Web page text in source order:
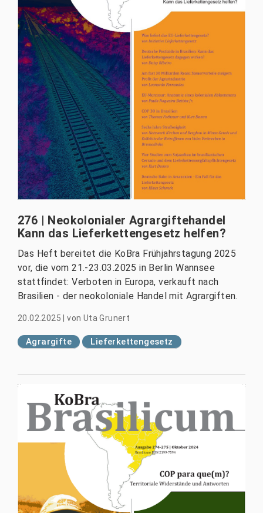
276 | Neokolonialer Agrargiftehandel
Kann das Lieferkettengesetz helfen?
Das Heft bereitet die KoBra Frühjahrstagung 2025
vor, die vom 21.-23.03.2025 in Berlin Wannsee
stattfindet: Verboten in Europa, verkauft nach
Brasilien - der neokoloniale Handel mit Agrargiften.
20.02.2025 |von Uta Grunert
Agrargifte Lieferkettengesetz